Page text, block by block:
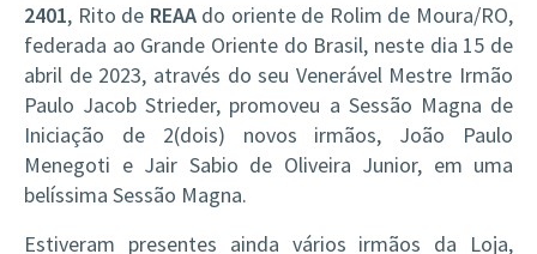
2401, Rito de REAAdo oriente de Rolim de Moura/RO,
federada ao Grande Oriente do Brasil, neste dia 15 de
abril de 2023, através do seu Venerável Mestre Irmão
Paulo Jacob Strieder, promoveu a Sessão Magna de
Iniciação de 2(dois) novos irmãos, João Paulo
Menegoti e Jair Sabio de Oliveira Junior, em uma
belíssima Sessão Magna.
Estiveram presentes ainda vários irmãos da Loja,